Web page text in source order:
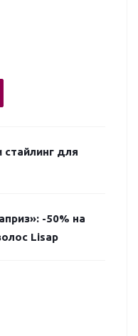
для
-50% на
Lisap